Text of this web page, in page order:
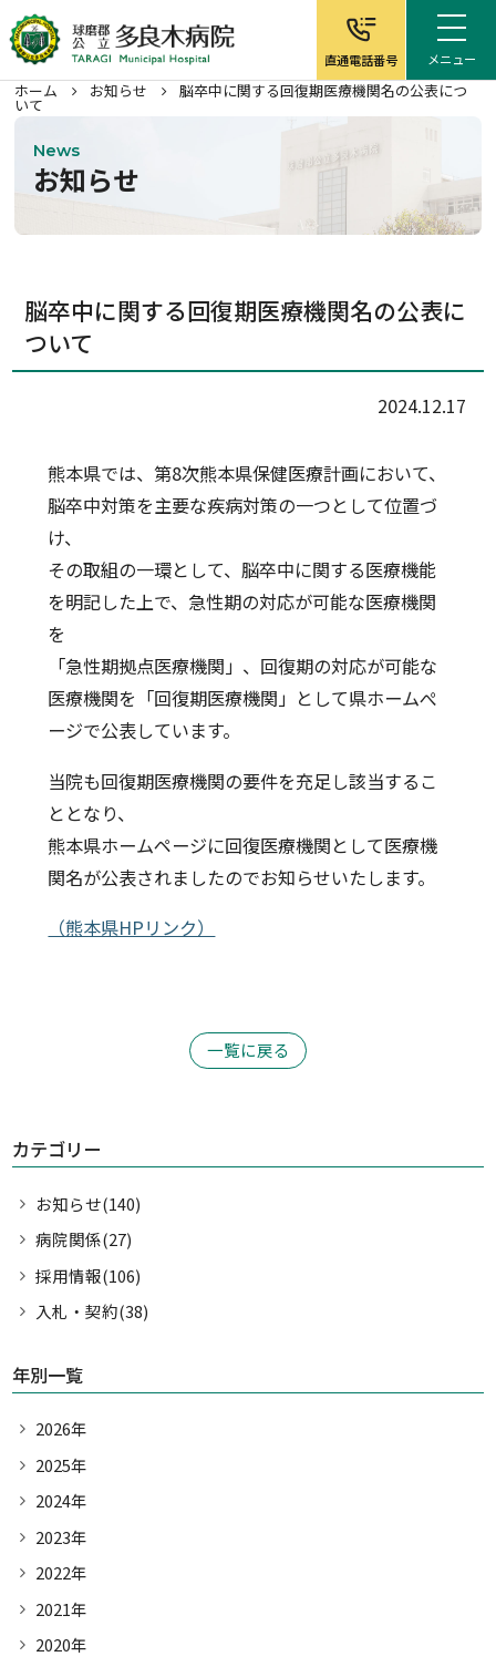
ホーム お知らせ 脳卒中に関する回復期医療機関名の公表につ
いて
News
お知らせ
脳卒中に関する回復期医療機関名の公表に
ついて
2024.12.17
熊本県では、第8次熊本県保健医療計画において、
脳卒中対策を主要な疾病対策の一つとして位置づ
け、
その取組の一環として、脳卒中に関する医療機能
を明記した上で、急性期の対応が可能な医療機関
を
「急性期拠点医療機関」、回復期の対応が可能な
医療機関を「回復期医療機関」として県ホームぺ
ージで公表しています。
当院も回復期医療機関の要件を充足し該当するこ
ととなり、
熊本県ホームページに回復医療機関として医療機
関名が公表されましたのでお知らせいたします。
（熊本県HPリンク）
一覧に戻る
カテゴリー
お知らせ(140)
病院関係(27)
採用情報(106)
入札・契約(38)
年別一覧
2026年
2025年
2024年
2023年
2022年
2021年
2020年
直通電話番号 メニュー
外来案内
在宅サービス
診療科・部門案内
医療関係・一般の方へ
採用情報
個人情報保護方針
サイトマップ